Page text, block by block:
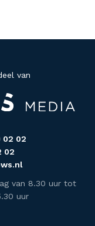
van
02 02
02
van 8.30 uur tot
uur